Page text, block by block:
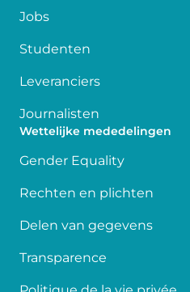
Jobs
Studenten
Leveranciers
Journalisten
Wettelijke mededelingen
Gender Equality
Rechten en plichten
Delen van gegevens
Transparence